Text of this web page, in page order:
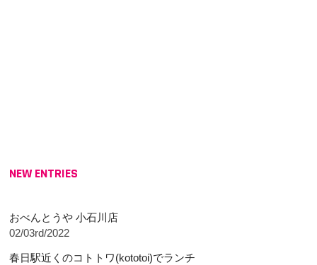
NEW ENTRIES
おべんとうや 小石川店
02/03rd/2022
春日駅近くのコトトワ(kototoi)でランチ